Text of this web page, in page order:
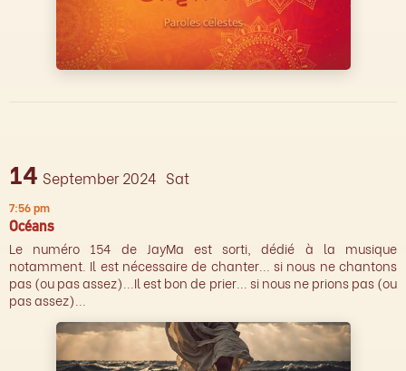
14 September 2024 Sat
7:56 pm
Océans
Le numéro 154 de JayMa est sorti, dédié à la musique
notamment. Il est nécessaire de chanter... si nous ne chantons
pas (ou pas assez)...Il est bon de prier... si nous ne prions pas (ou
pas assez)...